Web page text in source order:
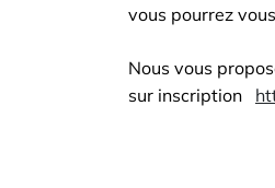
vous pourrez
Nous vous
sur inscription